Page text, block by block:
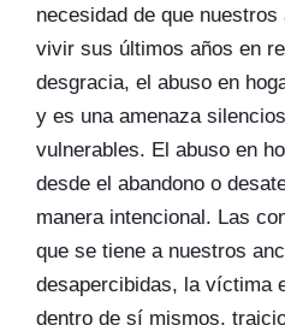
necesidad de que
vivir sus últimos años en
desgracia, el abuso en
y es una amenaza
vulnerables. El abuso en
desde el abandono o
manera intencional. Las
que se tiene a nuestros
desapercibidas, la víctima
dentro de sí mismos,